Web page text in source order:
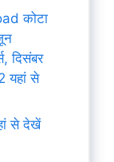
कोटा
दिसंबर
यहां से
से देखें